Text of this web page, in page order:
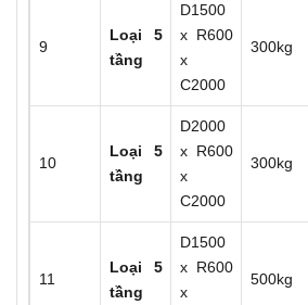
9
Loại 5
tầng
D1500
x R600
x
C2000
300kg
10
Loại 5
tầng
D2000
x R600
x
C2000
300kg
11
Loại 5
tầng
D1500
x R600
x
500kg